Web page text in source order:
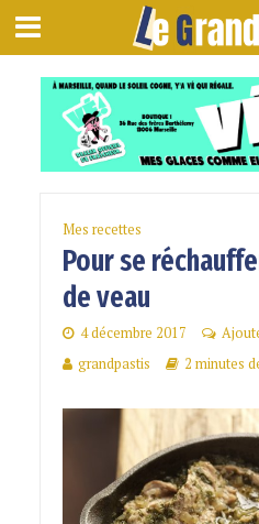
Mes recettes
Pour se
de veau
4 décembre 2017
grandpastis
2 minutes